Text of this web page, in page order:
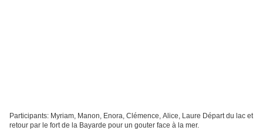
Participants: Myriam, Manon, Enora, Clémence, Alice, Laure Départ du lac et
retour par le fort de la Bayarde pour un gouter face à la mer.